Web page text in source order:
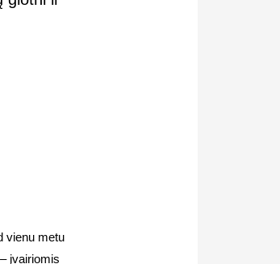
vienu metu
įvairiomis